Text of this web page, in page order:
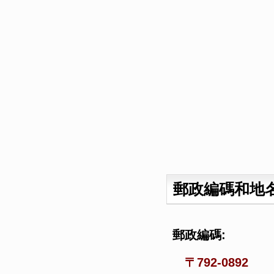
郵政編碼和地
郵政編碼:
〒792-0892